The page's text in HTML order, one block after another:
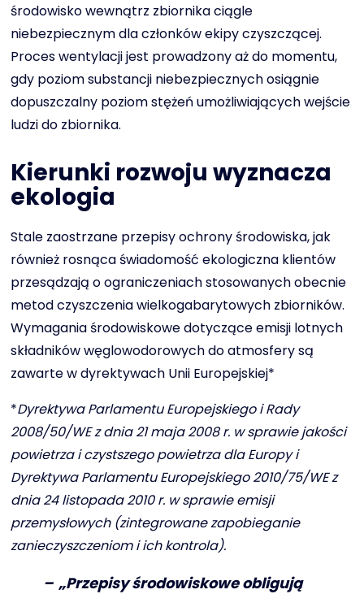
środowisko wewnątrz zbiornika ciągle
niebezpiecznym dla członków ekipy czyszczącej.
Proces wentylacji jest prowadzony aż do momentu,
gdy poziom substancji niebezpiecznych osiągnie
dopuszczalny poziom stężeń umożliwiających wejście
ludzi do zbiornika.
Kierunki rozwoju wyznacza
ekologia
Stale zaostrzane przepisy ochrony środowiska, jak
również rosnąca świadomość ekologiczna klientów
przesądzają o ograniczeniach stosowanych obecnie
metod czyszczenia wielkogabarytowych zbiorników.
Wymagania środowiskowe dotyczące emisji lotnych
składników węglowodorowych do atmosfery są
zawarte w dyrektywach Unii Europejskiej*
*Dyrektywa Parlamentu Europejskiego i Rady
2008/50/WE z dnia 21 maja 2008 r. w sprawie jakości
powietrza i czystszego powietrza dla Europy i
Dyrektywa Parlamentu Europejskiego 2010/75/WE z
dnia 24 listopada 2010 r. w sprawie emisji
przemysłowych (zintegrowane zapobieganie
zanieczyszczeniom i ich kontrola).
– „Przepisy środowiskowe obligują